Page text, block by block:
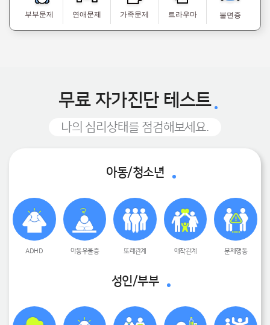
부부문제 연애문제 가족문제 트라우마 불면증
무료 자가진단 테스트
나의 심리상태를 점검해보세요.
아동/청소년
ADHD 아동우울증 또래관계 애착관계 문제행동
성인/부부